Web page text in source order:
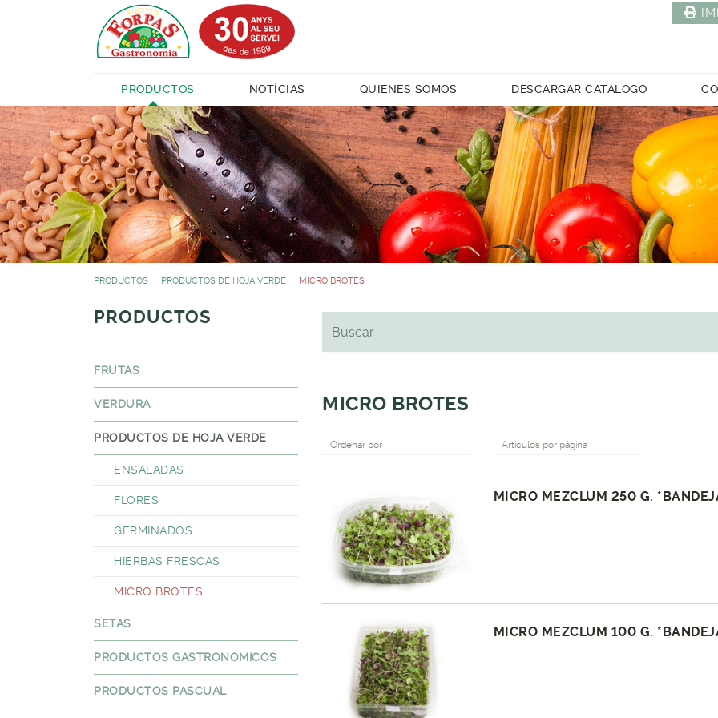
PRODUCTOS NOTÍCIAS QUIENES SOMOS DESCARGAR CATÁLOGO
PRODUCTOS PRODUCTOS DE HOJA VERDE MICRO BROTES
PRODUCTOS
FRUTAS
VERDURA
PRODUCTOS DE HOJA VERDE
ENSALADAS
FLORES
GERMINADOS
HIERBAS FRESCAS
MICRO BROTES
SETAS
PRODUCTOS GASTRONOMICOS
PRODUCTOS PASCUAL
MICRO BROTES
Ordenar por Artículos por página
MICRO MEZCLUM 250 G.
MICRO MEZCLUM 100 G.